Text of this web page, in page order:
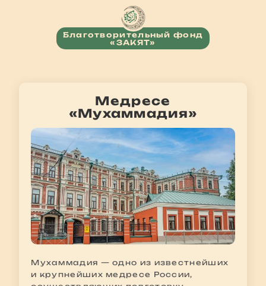
Благотворительный фонд
«ЗАКЯТ»
Медресе
«Мухаммадия»
Мухаммадия — одно из известнейших
и крупнейших медресе России,